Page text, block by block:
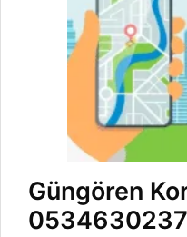
Güngören